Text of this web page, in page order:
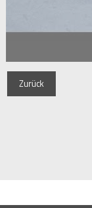
Zurück